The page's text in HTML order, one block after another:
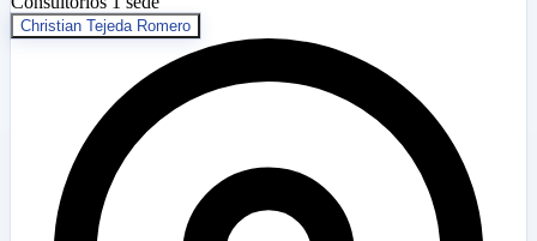
Christian Tejeda Romero